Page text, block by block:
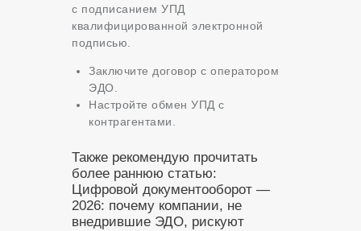
с подписанием УПД
квалифицированной электронной
подписью.
Заключите договор с оператором
ЭДО.
Настройте обмен УПД с
контрагентами.
Также рекомендую прочитать
более раннюю статью:
Цифровой документооборот —
2026: почему компании, не
внедрившие ЭДО, рискуют